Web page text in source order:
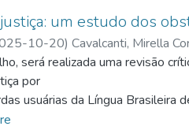
um estudo dos
10-20) Cavalcanti, Mirella
será realizada uma revisão
por
usuárias da Língua Brasileira